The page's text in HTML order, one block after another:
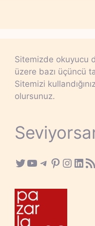
Sitemizde okuyucu
üzere bazı üçüncü
Sitemizi
olursunuz.
Twitter
YouTube
Telegram